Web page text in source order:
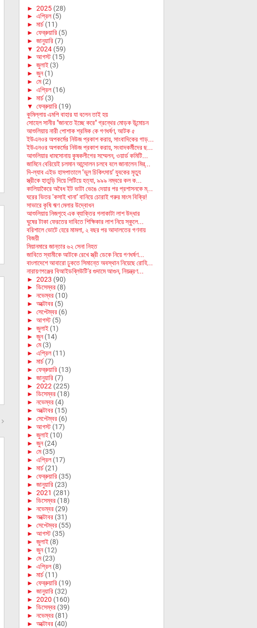
► 2025 (28)
► এপ্রিল (5)
► মার্চ (11)
► ফেব্রুয়ারি (5)
► জানুয়ারি (7)
▼ 2024 (59)
► আগস্ট (15)
► জুলাই (3)
► জুন (1)
► মে (2)
► এপ্রিল (16)
► মার্চ (3)
▼ ফেব্রুয়ারি (19)
কুমিল্লায় এমপি বাহার যা বলেন তাই হয়
সোহেল সানীর "জানতে ইচ্ছে করে" গ্রন্থের মোড়ক উন্মোচন
আশুলিয়ায় নারী পোশাক শ্রমিক কে গণধর্ষণ, আটক ৫
ইউএনওর অপকর্মের নিউজ প্রকাশ করায়, সাংবাদিকের গাড়...
ইউএনওর অপকর্মের নিউজ প্রকাশ করায়, সংবাদকর্মীদের ছ...
আশুলিয়ার ধামসোনায় কৃৃষকলীগের সম্মেলন, ওয়ার্ড কমিটি...
জামিনে বেরিয়েই চলমান আন্দোলন চলবে বলে জানালেন মির্...
দি-ল্যাব এইড হাসপাতালে ’ভুল চিকিৎসায়’ যুবকের মৃত্যু
স্ত্রীকে হাতুড়ি দিয়ে পিটিয়ে হত্যা, ৯৯৯ নম্বরে কল ক...
কালিয়াকৈরে অবৈধ ইট ভাটা ভেঙে দেয়ার পর প্রশাসনকে ম্...
ঘরের ভিতর ‘কসাই খানা’ বানিয়ে চোরাই গরুর মাংস বিক্রি!
সাভারে কৃষি ঋণ মেলার উদ্বোধন
আশুলিয়ায় নিজগৃহে এক ব্যাক্তির গলাকাটা লাশ উদ্ধার
ঘুষের টাকা ফেরতের দাবিতে শিক্ষিকার লাশ নিয়ে স্কুলে...
বরিশালে ভোটে হেরে মামলা, ২ বছর পর আদালতের গণনায়
বিজয়ী
মিয়ানমারে জান্তার ৬২ সেনা নিহত
জাবিতে স্বামীকে আটকে রেখে স্ত্রী ডেকে নিয়ে গণধর্ষণ...
বাংলাদেশে আবারো ঢুকতে সিমান্তে অবস্থান নিয়েছে রোহি...
নারায়ণগঞ্জের বিআইডব্লিউটি'র গুদামে আগুন, নিয়ন্ত্রণ...
► 2023 (90)
► ডিসেম্বর (8)
► নভেম্বর (10)
► অক্টোবর (5)
► সেপ্টেম্বর (6)
► আগস্ট (5)
► জুলাই (1)
► জুন (14)
► মে (3)
► এপ্রিল (11)
► মার্চ (7)
► ফেব্রুয়ারি (13)
► জানুয়ারি (7)
► 2022 (225)
► ডিসেম্বর (18)
► নভেম্বর (4)
► অক্টোবর (15)
► সেপ্টেম্বর (6)
► আগস্ট (17)
► জুলাই (10)
► জুন (24)
► মে (35)
► এপ্রিল (17)
► মার্চ (21)
► ফেব্রুয়ারি (35)
► জানুয়ারি (23)
► 2021 (281)
► ডিসেম্বর (18)
► নভেম্বর (29)
► অক্টোবর (31)
► সেপ্টেম্বর (55)
► আগস্ট (35)
► জুলাই (8)
► জুন (12)
► মে (23)
► এপ্রিল (8)
► মার্চ (11)
► ফেব্রুয়ারি (19)
► জানুয়ারি (32)
► 2020 (160)
► ডিসেম্বর (39)
► নভেম্বর (81)
► অক্টোবর (40)